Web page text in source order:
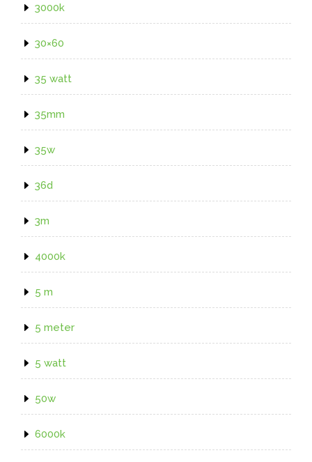
3000k
30×60
35 watt
35mm
35w
36d
3m
4000k
5 m
5 meter
5 watt
50w
6000k